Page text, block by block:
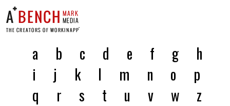
a b c d e f g
h
i
j k l m n o
p
q
r s t u v w z